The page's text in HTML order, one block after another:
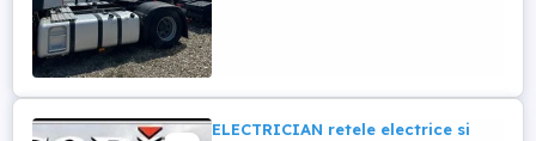
ELECTRICIAN retele electrice si